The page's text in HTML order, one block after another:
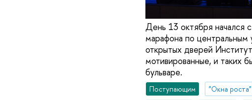
День 13 октября начался
марафона по
открытых дверей
мотивированные, и таких
бульваре.
Поступающим "Окна роста"